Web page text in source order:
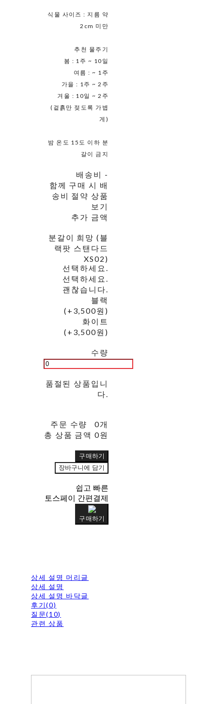
식물 사이즈 : 지름 약
2cm 미만
추천 물주기
봄 : 1주 ~ 10일
여름 : ~ 1주
가을 : 1주 ~ 2주
겨울 : 10일 ~ 2주
(겉흙만 젖도록 가볍
게)
밤 온도 15도 이하 분
갈이 금지
배송비 -
함께 구매 시 배
송비 절약 상품
보기
추가 금액
분갈이 희망 (블
랙팟 스탠다드
XS02)
선택하세요.
선택하세요.
괜찮습니다.
블랙
(+3,500원)
화이트
(+3,500원)
수량
품절된 상품입니
다.
주문 수량
0개
총 상품 금액 0원
구매하기
장바구니에 담기
쉽고 빠른
토스페이 간편결제
구매하기
상세 설명 머리글
상세 설명
상세 설명 바닥글
후기(0)
질문(10)
관련 상품